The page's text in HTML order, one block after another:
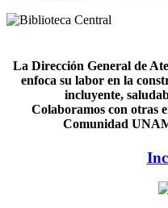
La Dirección General de
enfoca su labor en la
incluyente,
Colaboramos con otras
Comunidad